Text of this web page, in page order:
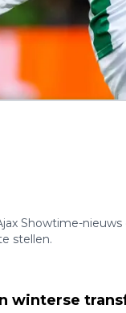
Showtime-nieuws
stellen.
winterse